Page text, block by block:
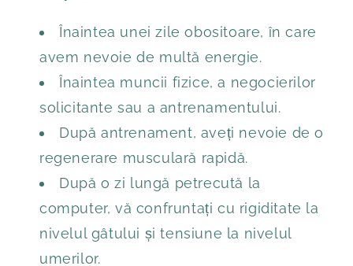
Înaintea unei zile obositoare, în care
avem nevoie de multă energie.
Înaintea muncii fizice, a negocierilor
solicitante sau a antrenamentului.
După antrenament, aveți nevoie de o
regenerare musculară rapidă.
După o zi lungă petrecută la
computer, vă confruntați cu rigiditate la
nivelul gâtului și tensiune la nivelul
umerilor.